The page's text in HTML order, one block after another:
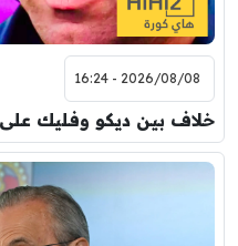
2026/08/08 - 16:24
خلاف بين ديكو وفليك